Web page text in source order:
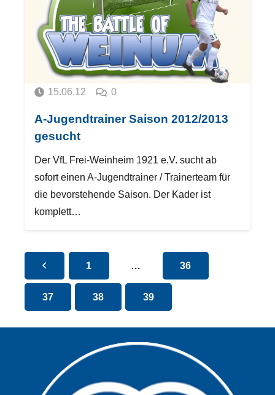
15.06.12 0
A-Jugendtrainer Saison 2012/2013
gesucht
Der VfL Frei-Weinheim 1921 e.V. sucht ab
sofort einen A-Jugendtrainer / Trainerteam für
die bevorstehende Saison. Der Kader ist
komplett…
1 … 36
37 38 39